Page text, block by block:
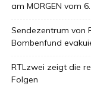
am MORGEN vom
Sendezentrum von
Bombenfund
RTLzwei zeigt die
Folgen